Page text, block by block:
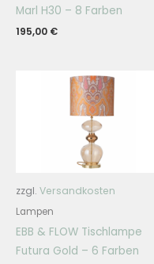
Marl H30 – 8 Farben
195,00 €
zzgl. Versandkosten
Lampen
EBB & FLOW Tischlampe
Futura Gold – 6 Farben